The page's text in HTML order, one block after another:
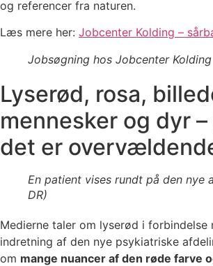
og referencer fra naturen.
Læs mere her: Jobcenter Kolding –
Jobsøgning hos Jobcenter Kolding
Lyserød, rosa,
mennesker og dyr –
det er
En patient vises rundt på den nye
DR)
Medierne taler om lyserød i forbindelse
indretning af den nye psykiatriske
om mange nuancer af den røde farve